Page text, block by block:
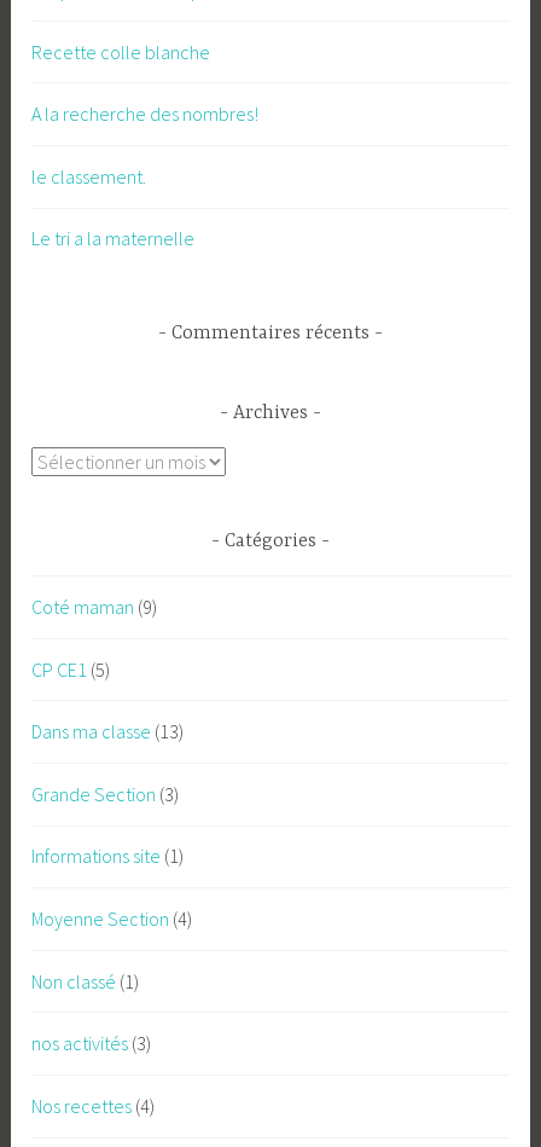
Recette colle blanche
A la recherche des nombres!
le classement.
Le tri a la maternelle
Commentaires récents
Archives
Archives
Catégories
Coté maman (9)
CP CE1 (5)
Dans ma classe (13)
Grande Section (3)
Informations site (1)
Moyenne Section (4)
Non classé (1)
nos activités (3)
Nos recettes (4)